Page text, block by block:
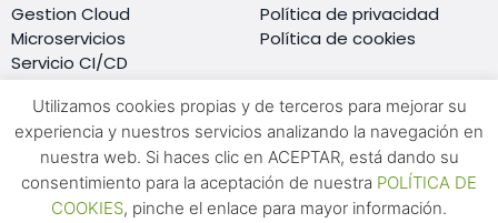
Gestion Cloud
Microservicios
Servicio CI/CD
Migración al cloud
Monitorización
Resellers de cloud
Soporte DevOps 24×7
Formación Cloud
Política de privacidad
Política de cookies
Utilizamos cookies propias y de terceros para mejorar su
experiencia y nuestros servicios analizando la navegación en
nuestra web. Si haces clic en ACEPTAR, está dando su
consentimiento para la aceptación de nuestra POLÍTICA DE
COOKIES, pinche el enlace para mayor información.